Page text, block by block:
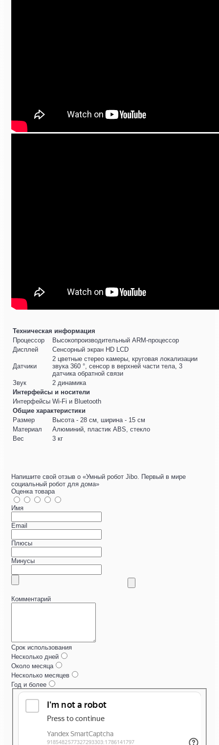
Техническая информация
Процессор
Высокопроизводительный ARM-процессор
Дисплей
Сенсорный экран HD LCD
Датчики
2 цветные стерео камеры, круговая локализации
звука 360 °, сенсор в верхней части тела, 3
датчика обратной связи
Звук
2 динамика
Интерфейсы и носители
Интерфейсы Wi-Fi и Bluetooth
Общие характеристики
Размер
Высота - 28 см, ширина - 15 см
Материал
Алюминий, пластик ABS, стекло
Вес
3 кг
Напишите свой отзыв о «Умный робот Jibo. Первый в мире
социальный робот для дома»
Оценка товара
Имя
Email
Плюсы
Минусы
Комментарий
Срок использования
Несколько дней
Около месяца
Несколько месяцев
Год и более